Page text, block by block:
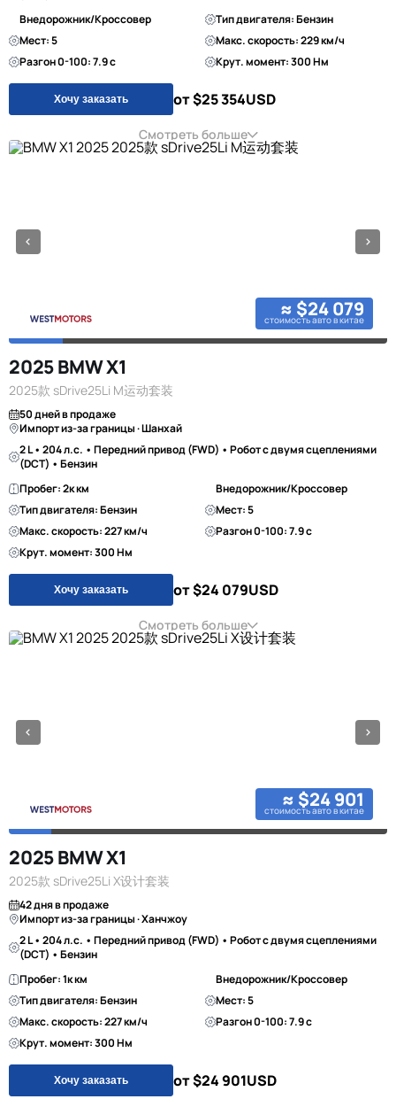
Внедорожник/Кроссовер
Тип двигателя: Бензин
Мест: 5
Макс. скорость: 229 км/ч
Разгон 0-100: 7.9 с
Крут. момент: 300 Нм
Хочу заказать от $25 354USD
Смотреть больше
≈ $24 079
стоимость авто в китае
2025 BMW X1
2025款 sDrive25Li M运动套装
50 дней в продаже
Импорт из-за границы · Шанхай
2 L • 204 л.с. • Передний привод (FWD) • Робот с двумя сцеплениями
(DCT) • Бензин
Пробег: 2к км
Внедорожник/Кроссовер
Тип двигателя: Бензин
Мест: 5
Макс. скорость: 227 км/ч
Разгон 0-100: 7.9 с
Крут. момент: 300 Нм
Хочу заказать от $24 079USD
Смотреть больше
≈ $24 901
стоимость авто в китае
2025 BMW X1
2025款 sDrive25Li X设计套装
42 дня в продаже
Импорт из-за границы · Ханчжоу
2 L • 204 л.с. • Передний привод (FWD) • Робот с двумя сцеплениями
(DCT) • Бензин
Пробег: 1к км
Внедорожник/Кроссовер
Тип двигателя: Бензин
Мест: 5
Макс. скорость: 227 км/ч
Разгон 0-100: 7.9 с
Крут. момент: 300 Нм
Хочу заказать от $24 901USD